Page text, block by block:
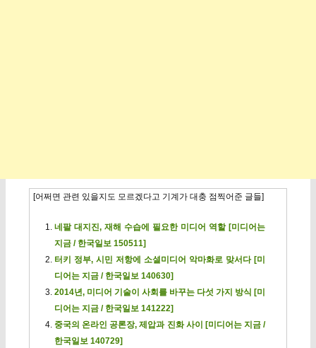
[어쩌면 관련 있을지도 모르겠다고 기계가 대충 점찍어준 글들]
네팔 대지진, 재해 수습에 필요한 미디어 역할 [미디어는
지금 / 한국일보 150511]
터키 정부, 시민 저항에 소셜미디어 악마화로 맞서다 [미
디어는 지금 / 한국일보 140630]
2014년, 미디어 기술이 사회를 바꾸는 다섯 가지 방식 [미
디어는 지금 / 한국일보 141222]
중국의 온라인 공론장, 제압과 진화 사이 [미디어는 지금 /
한국일보 140729]